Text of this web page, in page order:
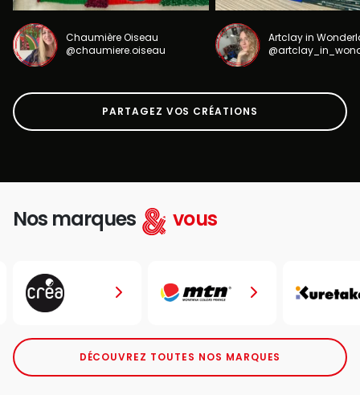
Chaumière Oiseau
@chaumiere.oiseau
Artclay in
PARTAGEZ VOS CRÉATIONS
Nos marques vous
DÉCOUVREZ TOUTES NOS MARQUES